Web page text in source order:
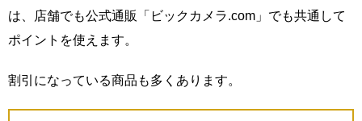
は、店舗でも公式通販「ビックカメラ.com」でも共通して
ポイントを使えます。
割引になっている商品も多くあります。